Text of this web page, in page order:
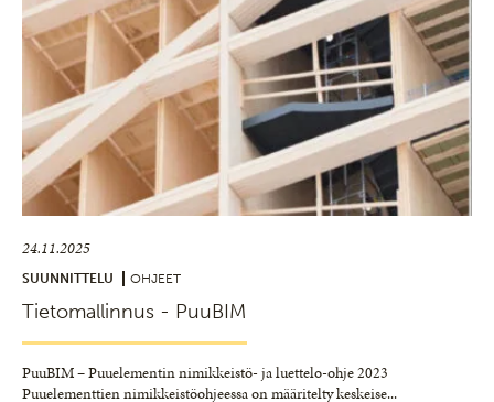
24.11.2025
SUUNNITTELU OHJEET
Tietomallinnus - PuuBIM
PuuBIM – Puuelementin nimikkeistö- ja luettelo-ohje 2023
Puuelementtien nimikkeistöohjeessa on määritelty keskeise...